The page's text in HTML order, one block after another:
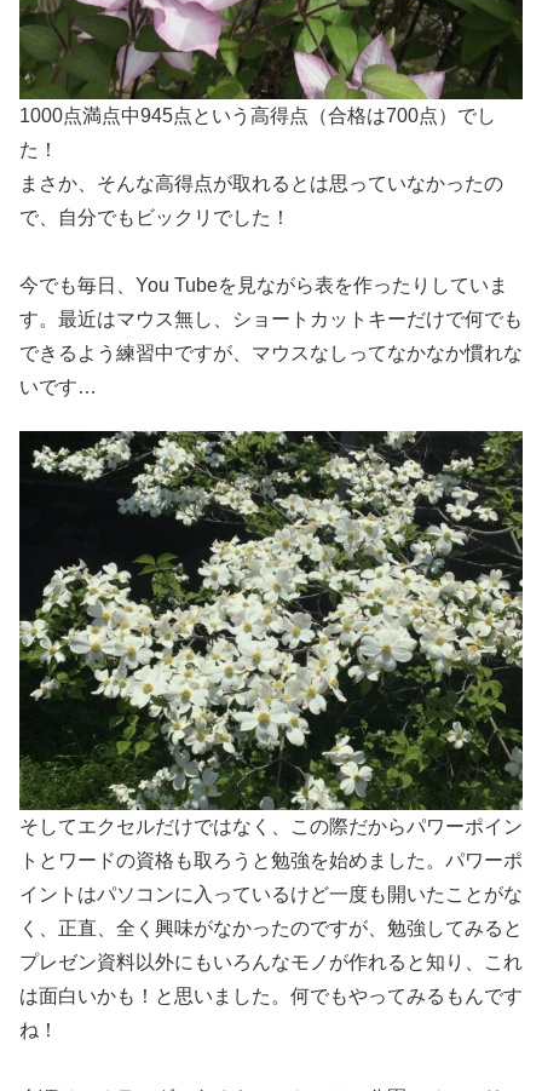
1000点満点中945点という高得点（合格は700点）でし
た！
まさか、そんな高得点が取れるとは思っていなかったの
で、自分でもビックリでした！
今でも毎日、You Tubeを見ながら表を作ったりしていま
す。最近はマウス無し、ショートカットキーだけで何でも
できるよう練習中ですが、マウスなしってなかなか慣れな
いです…
そしてエクセルだけではなく、この際だからパワーポイン
トとワードの資格も取ろうと勉強を始めました。パワーポ
イントはパソコンに入っているけど一度も開いたことがな
く、正直、全く興味がなかったのですが、勉強してみると
プレゼン資料以外にもいろんなモノが作れると知り、これ
は面白いかも！と思いました。何でもやってみるもんです
ね！